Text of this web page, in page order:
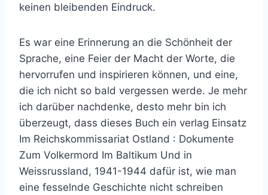
keinen bleibenden Eindruck.
Es war eine Erinnerung an die Schönheit der
Sprache, eine Feier der Macht der Worte, die
hervorrufen und inspirieren können, und eine,
die ich nicht so bald vergessen werde. Je mehr
ich darüber nachdenke, desto mehr bin ich
überzeugt, dass dieses Buch ein verlag Einsatz
Im Reichskommissariat Ostland : Dokumente
Zum Volkermord Im Baltikum Und in
Weissrussland, 1941-1944 dafür ist, wie man
eine fesselnde Geschichte nicht schreiben